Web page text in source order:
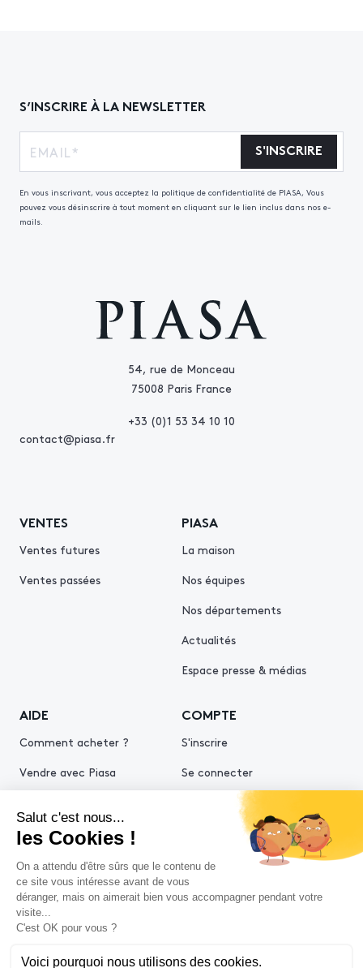
54, rue de Monceau
75008 Paris France
+33 (0)1 53 34 10 10
contact@piasa.fr
VENTES
Ventes futures
Ventes passées
PIASA
La maison
Nos équipes
Nos départements
Actualités
Espace presse & médias
AIDE
Comment acheter ?
Vendre avec Piasa
COMPTE
S'inscrire
Se connecter
S’INSCRIRE À LA NEWSLETTER
S'INSCRIRE
En vous inscrivant, vous acceptez la politique de confidentialité de PIASA, Vous
pouvez vous désinscrire à tout moment en cliquant sur le lien inclus dans nos e-
mails.
Politiques de confidentialitéPolitique cookies